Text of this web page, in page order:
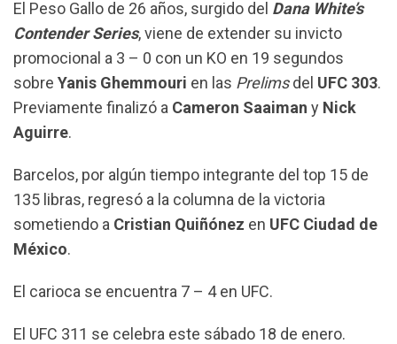
El Peso Gallo de 26 años, surgido del Dana White’s
Contender Series, viene de extender su invicto
promocional a 3 – 0 con un KO en 19 segundos
sobre Yanis Ghemmouri en las Prelimsdel UFC 303.
Previamente finalizó a Cameron Saaiman y Nick
Aguirre.
Barcelos, por algún tiempo integrante del top 15 de
135 libras, regresó a la columna de la victoria
sometiendo a Cristian Quiñónez en UFC Ciudad de
México.
El carioca se encuentra 7 – 4 en UFC.
El UFC 311 se celebra este sábado 18 de enero.